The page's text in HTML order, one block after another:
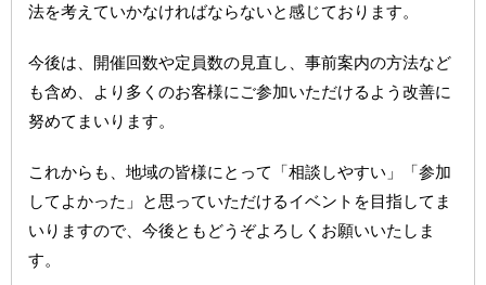
法を考えていかなければならないと感じております。
今後は、開催回数や定員数の見直し、事前案内の方法など
も含め、より多くのお客様にご参加いただけるよう改善に
努めてまいります。
これからも、地域の皆様にとって「相談しやすい」「参加
してよかった」と思っていただけるイベントを目指してま
いりますので、今後ともどうぞよろしくお願いいたしま
す。